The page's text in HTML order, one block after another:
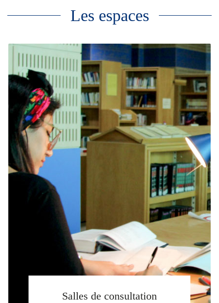
Les espaces
Salles de consultation